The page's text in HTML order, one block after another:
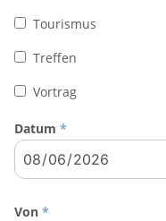
Tourismus
Treffen
Vortrag
Datum *
Von *